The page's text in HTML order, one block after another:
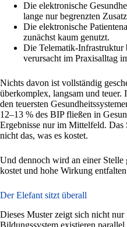
Die elektronische
lange nur begrenzten
Die elektronische
zunächst kaum genutzt.
Die Telematik-Infrastruktur
verursacht im Praxisalltag
Nichts davon ist vollständig
überkomplex, langsam und teuer.
den teuersten
12–13 % des BIP fließen in
Ergebnisse nur im Mittelfeld. Das
nicht das, was es kostet.
Und dennoch wird an einer
kostet und hohe Wirkung
Der Elefant sitzt überall
Dieses Muster zeigt sich nicht